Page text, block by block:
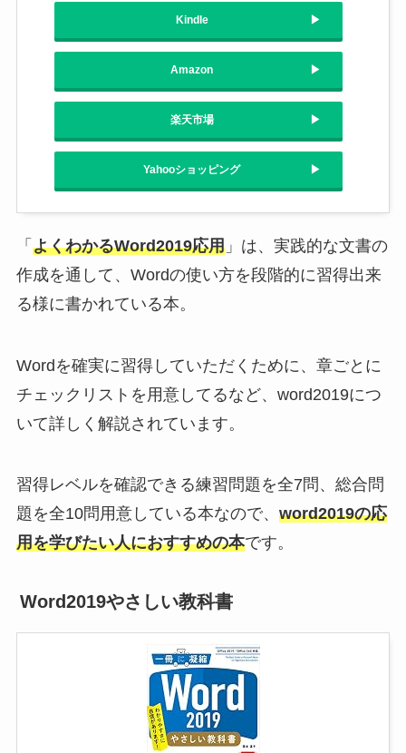
Kindle
Amazon
楽天市場
Yahooショッピング
「 よくわかるWord2019応用」は、実践的な文書の
作成を通して、Wordの使い方を段階的に習得出来
る様に書かれている本。
Wordを確実に習得していただくために、章ごとに
チェックリストを用意してるなど、word2019につ
いて詳しく解説されています。
習得レベルを確認できる練習問題を全7問、総合問
題を全10問用意している本なので、 word2019の応
用を学びたい人におすすめの本です。
Word2019やさしい教科書